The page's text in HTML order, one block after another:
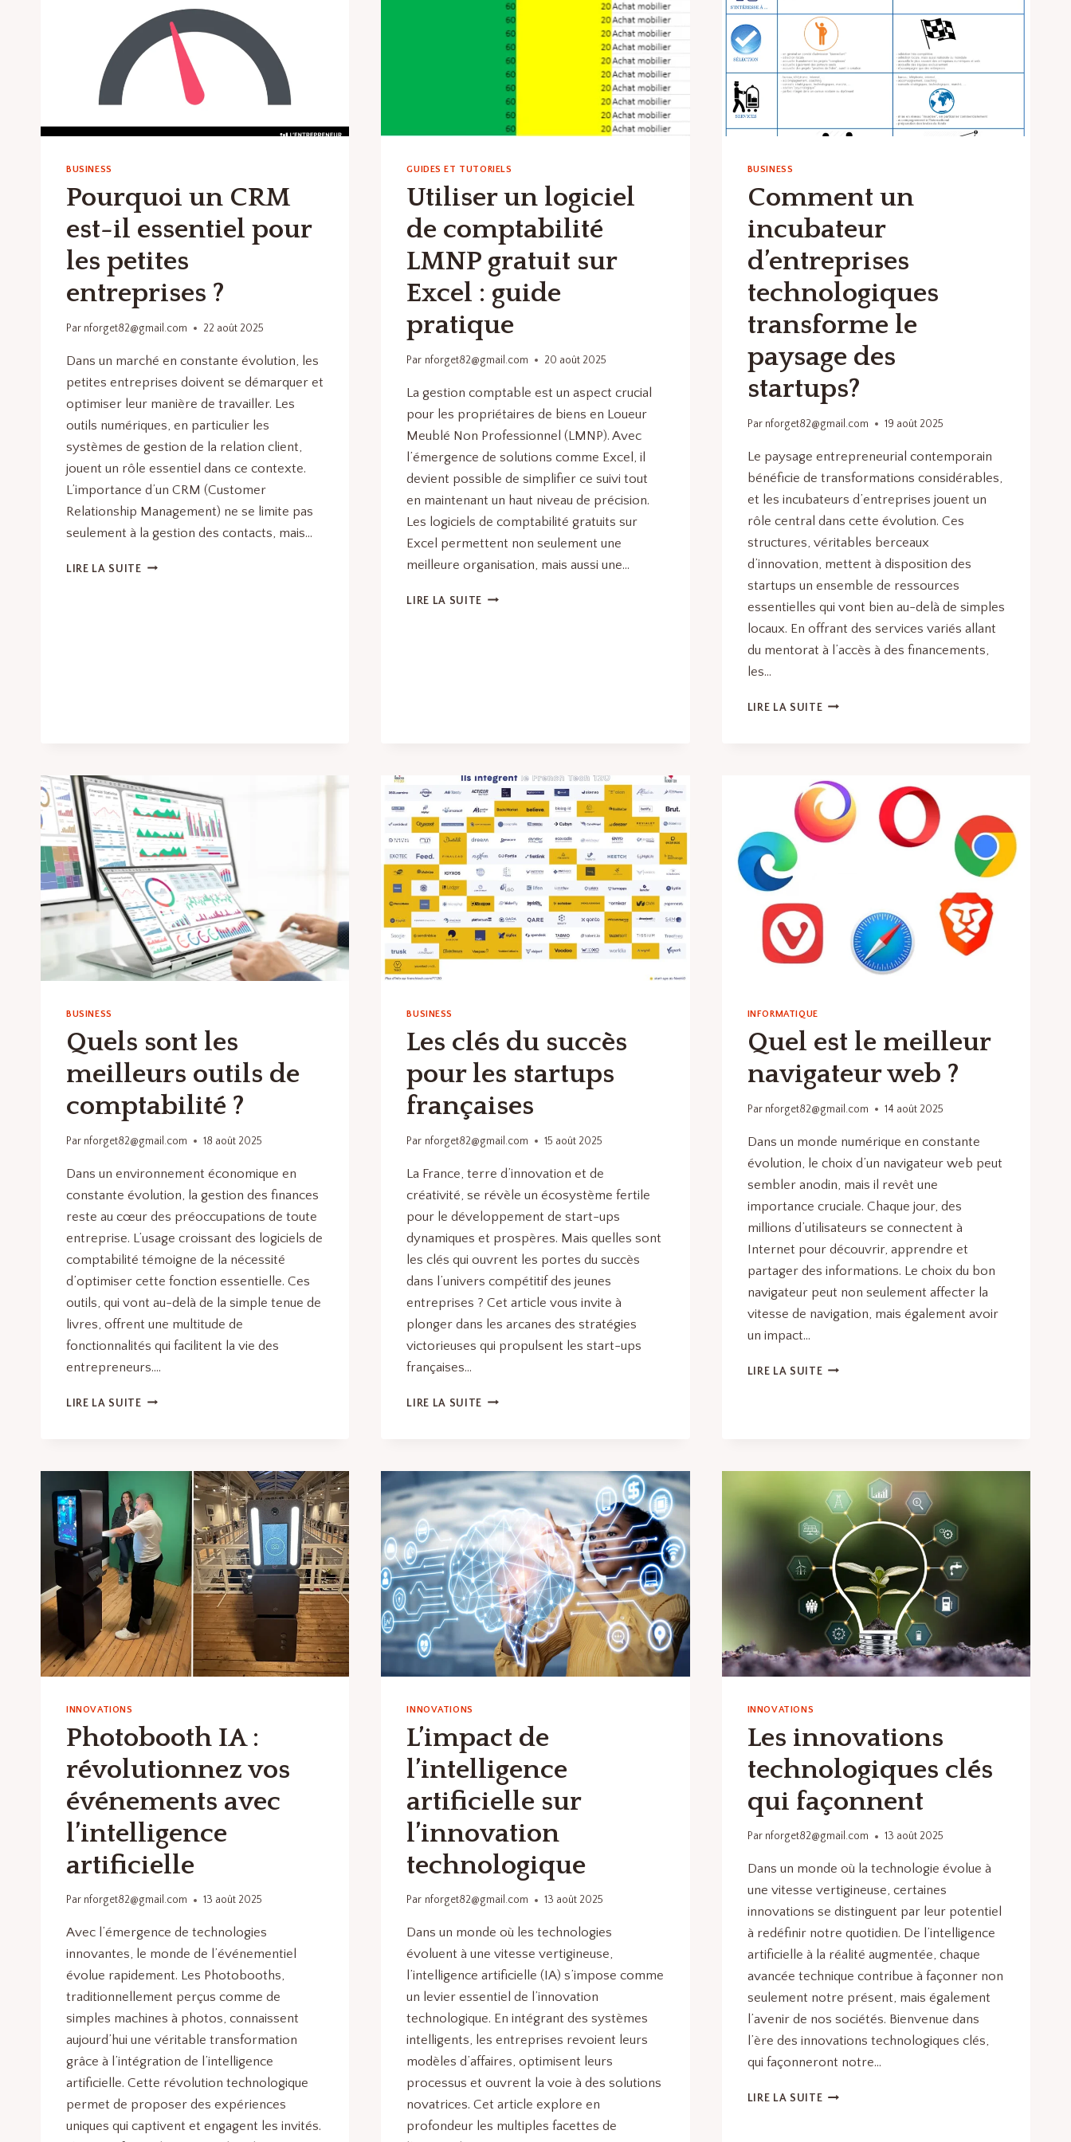
BUSINESS
Pourquoi un CRM
est-il essentiel pour
les petites
entreprises ?
Par nforget82@gmail.com 22 août 2025
Dans un marché en constante évolution, les
petites entreprises doivent se démarquer et
optimiser leur manière de travailler. Les
outils numériques, en particulier les
systèmes de gestion de la relation client,
jouent un rôle essentiel dans ce contexte.
L’importance d’un CRM (Customer
Relationship Management) ne se limite pas
seulement à la gestion des contacts, mais…
LIRE LA SUITEPOURQUOI
GUIDES ET TUTORIELS
Utiliser un logiciel
de comptabilité
LMNP gratuit sur
Excel : guide
pratique
Par nforget82@gmail.com 20 août 2025
La gestion comptable est un aspect crucial
pour les propriétaires de biens en Loueur
Meublé Non Professionnel (LMNP). Avec
l’émergence de solutions comme Excel, il
devient possible de simplifier ce suivi tout
en maintenant un haut niveau de précision.
Les logiciels de comptabilité gratuits sur
Excel permettent non seulement une
meilleure organisation, mais aussi une…
LIRE LA SUITE UTILISER
PRATIQUE
BUSINESS
Comment un
incubateur
d’entreprises
technologiques
transforme le
paysage des
startups?
Par nforget82@gmail.com 19 août 2025
Le paysage entrepreneurial contemporain
bénéficie de transformations considérables,
et les incubateurs d’entreprises jouent un
rôle central dans cette évolution. Ces
structures, véritables berceaux
d’innovation, mettent à disposition des
startups un ensemble de ressources
essentielles qui vont bien au-delà de simples
locaux. En offrant des services variés allant
du mentorat à l’accès à des financements,
les…
LIRE LA SUITECOMMENT
TRANSFORME
LE
PAYSAGE
DES
BUSINESS
Quels sont les
meilleurs outils de
comptabilité ?
Par nforget82@gmail.com 18 août 2025
Dans un environnement économique en
constante évolution, la gestion des finances
reste au cœur des préoccupations de toute
entreprise. L’usage croissant des logiciels de
comptabilité témoigne de la nécessité
d’optimiser cette fonction essentielle. Ces
outils, qui vont au-delà de la simple tenue de
livres, offrent une multitude de
fonctionnalités qui facilitent la vie des
entrepreneurs….
LIRE LA SUITEQUELS
COMPTABILITÉ
?
BUSINESS
Les clés du succès
pour les startups
françaises
Par nforget82@gmail.com 15 août 2025
La France, terre d’innovation et de
créativité, se révèle un écosystème fertile
pour le développement de start-ups
dynamiques et prospères. Mais quelles sont
les clés qui ouvrent les portes du succès
dans l’univers compétitif des jeunes
entreprises ? Cet article vous invite à
plonger dans les arcanes des stratégies
victorieuses qui propulsent les start-ups
françaises…
LIRE LA SUITE LES
LES
STARTUPS
FRANÇAISES
INFORMATIQUE
Quel est le meilleur
navigateur web ?
Par nforget82@gmail.com 14 août 2025
Dans un monde numérique en constante
évolution, le choix d’un navigateur web peut
sembler anodin, mais il revêt une
importance cruciale. Chaque jour, des
millions d’utilisateurs se connectent à
Internet pour découvrir, apprendre et
partager des informations. Le choix du bon
navigateur peut non seulement affecter la
vitesse de navigation, mais également avoir
un impact…
LIRE LA SUITEQUEL
INNOVATIONS
Photobooth IA :
révolutionnez vos
événements avec
l’intelligence
artificielle
Par nforget82@gmail.com 13 août 2025
Avec l’émergence de technologies
innovantes, le monde de l’événementiel
évolue rapidement. Les Photobooths,
traditionnellement perçus comme de
simples machines à photos, connaissent
aujourd’hui une véritable transformation
grâce à l’intégration de l’intelligence
artificielle. Cette révolution technologique
permet de proposer des expériences
uniques qui captivent et engagent les invités.
INNOVATIONS
L’impact de
l’intelligence
artificielle sur
l’innovation
technologique
Par nforget82@gmail.com 13 août 2025
Dans un monde où les technologies
évoluent à une vitesse vertigineuse,
l’intelligence artificielle (IA) s’impose comme
un levier essentiel de l’innovation
technologique. En intégrant des systèmes
intelligents, les entreprises revoient leurs
modèles d’affaires, optimisent leurs
processus et ouvrent la voie à des solutions
novatrices. Cet article explore en
profondeur les multiples facettes de
INNOVATIONS
Les innovations
technologiques clés
qui façonnent
Par nforget82@gmail.com 13 août 2025
Dans un monde où la technologie évolue à
une vitesse vertigineuse, certaines
innovations se distinguent par leur potentiel
à redéfinir notre quotidien. De l’intelligence
artificielle à la réalité augmentée, chaque
avancée technique contribue à façonner non
seulement notre présent, mais également
l’avenir de nos sociétés. Bienvenue dans
l’ère des innovations technologiques clés,
qui façonneront notre…
LIRE LA SUITELES